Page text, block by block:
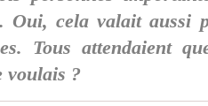
Oui, cela valait aussi
Tous attendaient
voulais ?